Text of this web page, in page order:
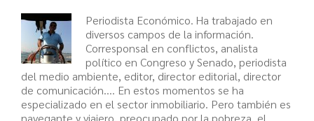
Periodista Económico. Ha trabajado en
diversos campos de la información.
Corresponsal en conflictos, analista
político en Congreso y Senado, periodista
del medio ambiente, editor, director editorial, director
de comunicación.... En estos momentos se ha
especializado en el sector inmobiliario. Pero también es
navegante y viajero, preocupado por la pobreza, el